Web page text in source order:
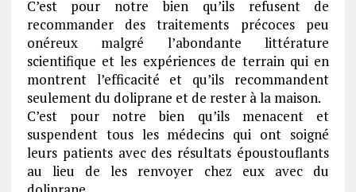
C’est pour notre bien qu’ils refusent de
recommander des traitements précoces peu
onéreux malgré l’abondante littérature
scientifique et les expériences de terrain qui en
montrent l’efficacité et qu’ils recommandent
seulement du doliprane et de rester à la maison.
C’est pour notre bien qu’ils menacent et
suspendent tous les médecins qui ont soigné
leurs patients avec des résultats époustouflants
au lieu de les renvoyer chez eux avec du